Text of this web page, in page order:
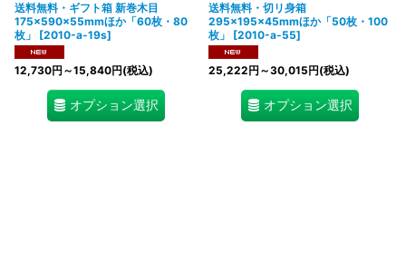
送料無料・ギフト箱 新巻木目
175×590×55mmほか「60枚・80
枚」
[2010-a-19s]
12,730円 ～15,840円(税込)
オプション選択
送料無料・切リ身箱
295×195×45mmほか「50枚・100
枚」
[2010-a-55]
25,222円 ～30,015円(税込)
オプション選択